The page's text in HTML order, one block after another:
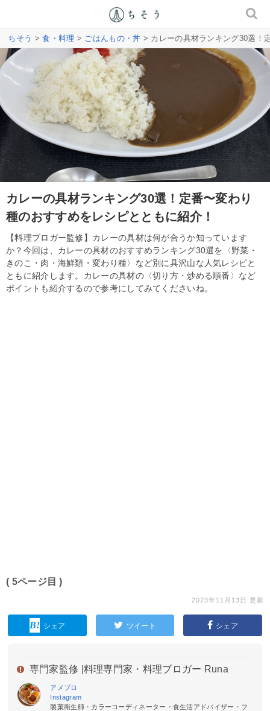
ちそう >食・料理 > ごはんもの・丼 > カレーの具材ランキング30選！
カレーの具材ランキング30選！定番〜変わり
種のおすすめをレシピとともに紹介！
【料理ブロガー監修】カレーの具材は何が合うか知っています
か？今回は、カレーの具材のおすすめランキング30選を〈野菜・
きのこ・肉・海鮮類・変わり種〉など別に具沢山な人気レシピと
ともに紹介します。カレーの具材の〈切り方・炒める順番〉など
ポイントも紹介するので参考にしてみてくださいね。
( 5ページ目 )
2023年11月13日 更新
シェア ツイート シェア
専門家監修 | 料理専門家・料理ブロガー Runa
アメブロ
Instagram
製菓衛生師・カラーコーディネーター・食生活アドバイザー・フ